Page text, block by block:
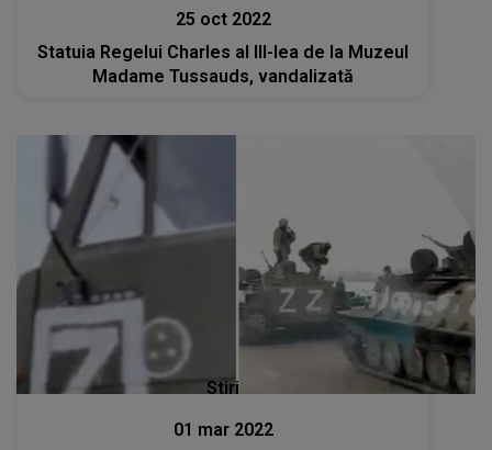
25 oct 2022
Statuia Regelui Charles al III-lea de la Muzeul
Madame Tussauds, vandalizată
Stiri
01 mar 2022